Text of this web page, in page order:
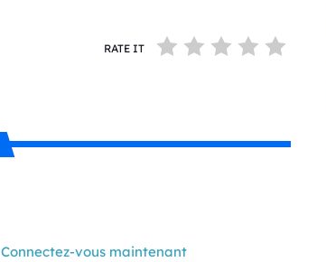
RATE IT
Connectez-vous maintenant